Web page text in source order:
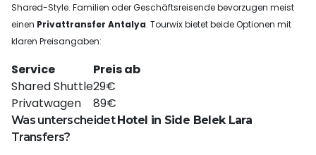
Shared-Style. Familien oder Geschäftsreisende bevorzugen meist
einen Privattransfer Antalya. Tourwix bietet beide Optionen mit
klaren Preisangaben:
Service
Preis ab
Shared Shuttle29€
Privatwagen
89€
Was unterscheidetHotel in Side Belek Lara
Transfers?